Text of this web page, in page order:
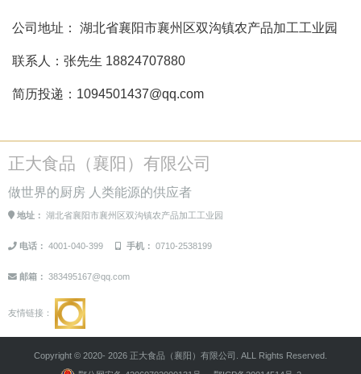
公司地址： 湖北省襄阳市襄州区双沟镇农产品加工工业园
联系人：张先生 18824707880
简历投递：1094501437@qq.com
正大食品（襄阳）有限公司
做世界的厨房 人类能源的供应者
地址： 湖北省襄阳市襄州区双沟镇农产品加工工业园
电话： 4001-040-399 手机： 0710-2538199
邮箱： 383495167@qq.com
友情链接：
Copyright © 2020- 2026 正大食品（襄阳）有限公司. ALL Rights Reserved.